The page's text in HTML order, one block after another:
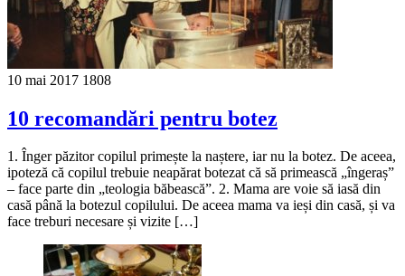
10 mai 2017 1808
10 recomandări pentru botez
1. Înger păzitor copilul primește la naștere, iar nu la botez. De aceea,
ipoteză că copilul trebuie neapărat botezat că să primească „îngeraș”
– face parte din „teologia băbească”. 2. Mama are voie să iasă din
casă până la botezul copilului. De aceea mama va ieși din casă, și va
face treburi necesare și vizite […]